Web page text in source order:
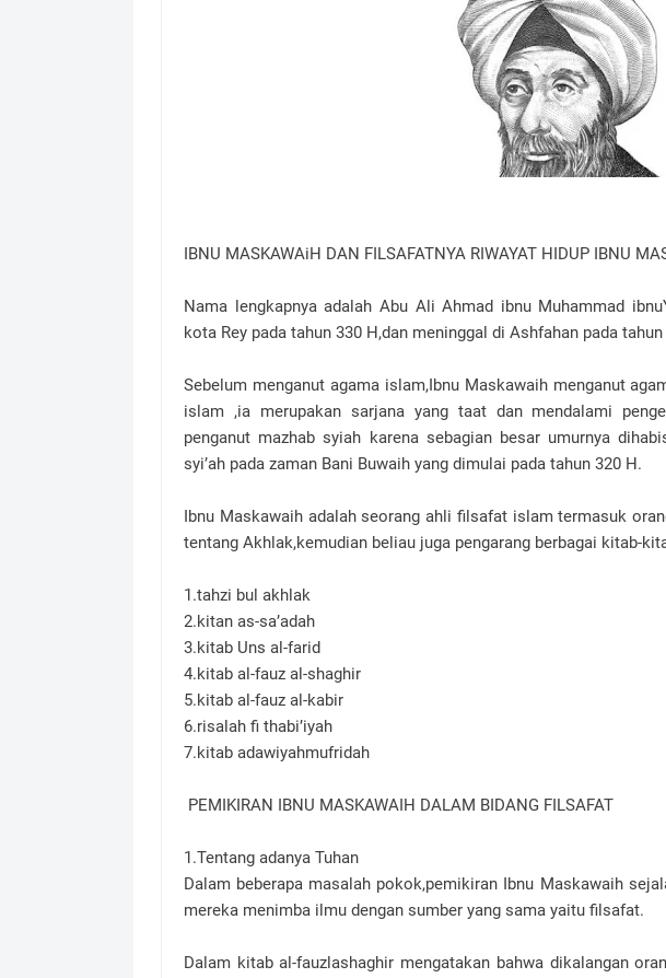
IBNU MASKAWAiH DAN FILSAFATNYA RIWAYAT HIDUP IBNU
Nama lengkapnya adalah Abu Ali Ahmad ibnu Muhammad
kota Rey pada tahun 330 H,dan meninggal di Ashfahan pada
Sebelum menganut agama islam,Ibnu Maskawaih menganut
islam ,ia merupakan sarjana yang taat dan mendalami
penganut mazhab syiah karena sebagian besar umurnya
syi’ah pada zaman Bani Buwaih yang dimulai pada tahun 320 H.
Ibnu Maskawaih adalah seorang ahli filsafat islam termasuk
tentang Akhlak,kemudian beliau juga pengarang berbagai kitab-
1.tahzi bul akhlak
2.kitan as-sa’adah
3.kitab Uns al-farid
4.kitab al-fauz al-shaghir
5.kitab al-fauz al-kabir
6.risalah fi thabi’iyah
7.kitab adawiyahmufridah
PEMIKIRAN IBNU MASKAWAIH DALAM BIDANG FILSAFAT
1.Tentang adanya Tuhan
Dalam beberapa masalah pokok,pemikiran Ibnu Maskawaih
mereka menimba ilmu dengan sumber yang sama yaitu filsafat.
Dalam kitab al-fauzlashaghir mengatakan bahwa dikalangan